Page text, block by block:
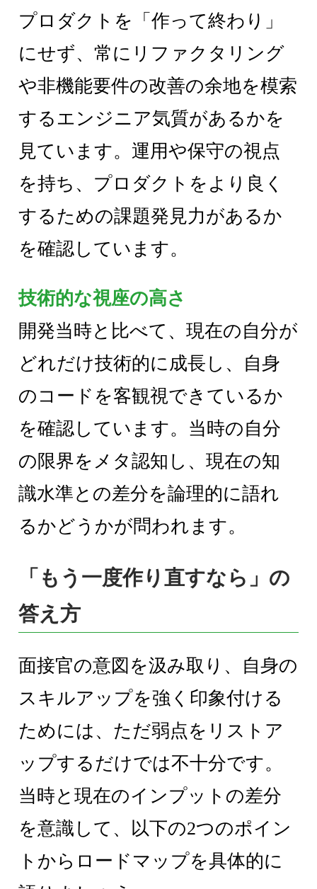
プロダクトを「作って終わり」
にせず、常にリファクタリング
や非機能要件の改善の余地を模索
するエンジニア気質があるかを
見ています。運用や保守の視点
を持ち、プロダクトをより良く
するための課題発見力があるか
を確認しています。
技術的な視座の高さ
開発当時と比べて、現在の自分が
どれだけ技術的に成長し、自身
のコードを客観視できているか
を確認しています。当時の自分
の限界をメタ認知し、現在の知
識水準との差分を論理的に語れ
るかどうかが問われます。
「もう一度作り直すなら」の
答え方
面接官の意図を汲み取り、自身の
スキルアップを強く印象付ける
ためには、ただ弱点をリストア
ップするだけでは不十分です。
当時と現在のインプットの差分
を意識して、以下の2つのポイン
トからロードマップを具体的に